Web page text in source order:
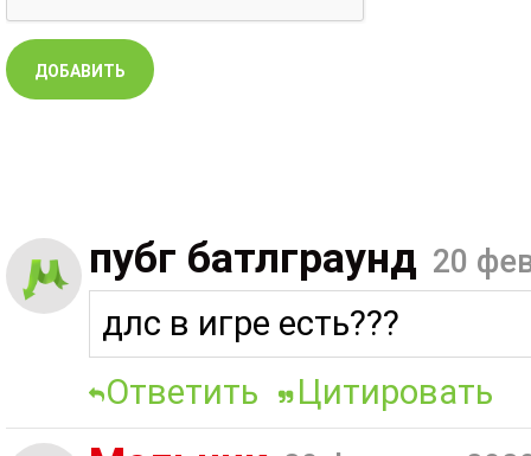
пубг батлграунд 20
длс в игре есть???
Ответить
Цитировать